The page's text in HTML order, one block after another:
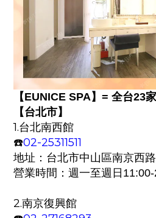
【EUNICE SPA】 = 全台23
【台北市】
1.台北南西館
☎️02-25311511
地址： 台北市中山區南京西
營業時間：週一至週日
2.南京復興館